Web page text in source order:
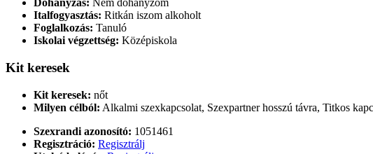
Dohányzás: Nem dohányzom
Italfogyasztás: Ritkán iszom alkoholt
Foglalkozás: Tanuló
Iskolai végzettség: Középiskola
Kit keresek
Kit keresek: nőt
Milyen célból: Alkalmi szexkapcsolat, Szexpartner hosszú távra, Titkos
Szexrandi azonosító: 1051461
Regisztráció: Regisztrálj